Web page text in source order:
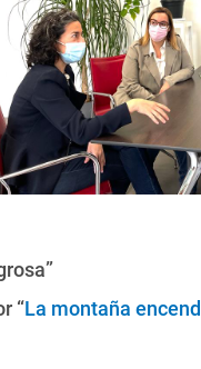
“La montaña